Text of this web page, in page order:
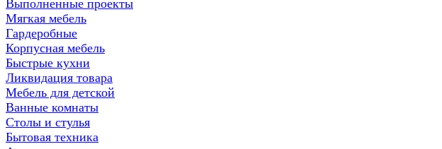
Выполненные проекты
Мягкая мебель
Гардеробные
Корпусная мебель
Быстрые кухни
Ликвидация товара
Мебель для детской
Ванные комнаты
Столы и стулья
Бытовая техника